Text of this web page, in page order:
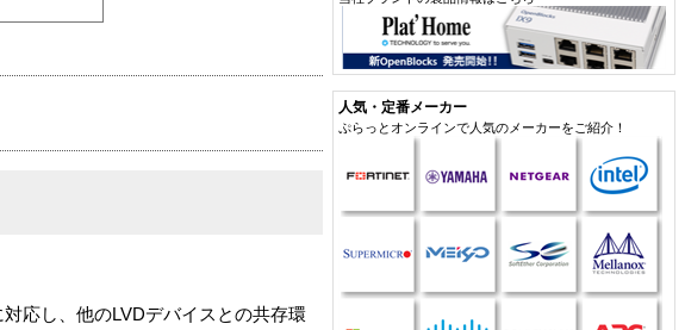
応し、他のLVDデバイスとの共存環
人気・定番メーカー
ぷらっとオンラインで人気のメーカーをご紹介！